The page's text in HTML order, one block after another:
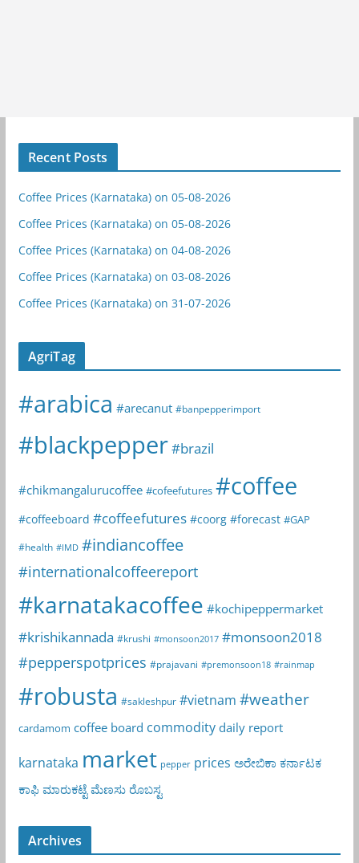
Recent Posts
Coffee Prices (Karnataka) on 05-08-2026
Coffee Prices (Karnataka) on 05-08-2026
Coffee Prices (Karnataka) on 04-08-2026
Coffee Prices (Karnataka) on 03-08-2026
Coffee Prices (Karnataka) on 31-07-2026
AgriTag
#arabica #arecanut #banpepperimport
#blackpepper#brazil
#chikmangalurucoffee #cofeefutures #coffee
#coffeeboard #coffeefutures #coorg #forecast #GAP
#health #IMD #indiancoffee
#internationalcoffeereport
#karnatakacoffee #kochipeppermarket
#krishikannada #krushi #monsoon2017 #monsoon2018
#pepperspotprices #prajavani #premonsoon18 #rainmap
#robusta #sakleshpur #vietnam #weather
cardamom coffee board commodity daily report
karnataka market pepper prices ಅರೇಬಿಕಾ ಕರ್ನಾಟಕ
ಕಾಫಿ ಮಾರುಕಟ್ಟೆ ಮೆಣಸು ರೊಬಸ್ಟ
Archives